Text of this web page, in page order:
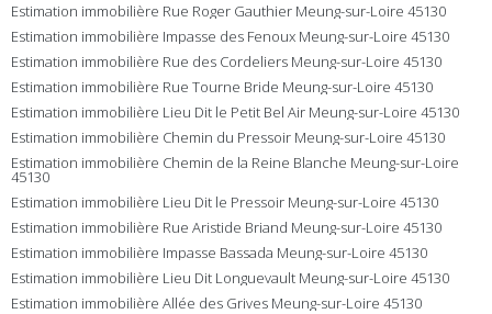
Estimation immobilière Rue Roger Gauthier Meung-sur-Loire 45130
Estimation immobilière Impasse des Fenoux Meung-sur-Loire 45130
Estimation immobilière Rue des Cordeliers Meung-sur-Loire 45130
Estimation immobilière Rue Tourne Bride Meung-sur-Loire 45130
Estimation immobilière Lieu Dit le Petit Bel Air Meung-sur-Loire 45130
Estimation immobilière Chemin du Pressoir Meung-sur-Loire 45130
Estimation immobilière Chemin de la Reine Blanche Meung-sur-Loire
45130
Estimation immobilière Lieu Dit le Pressoir Meung-sur-Loire 45130
Estimation immobilière Rue Aristide Briand Meung-sur-Loire 45130
Estimation immobilière Impasse Bassada Meung-sur-Loire 45130
Estimation immobilière Lieu Dit Longuevault Meung-sur-Loire 45130
Estimation immobilière Allée des Grives Meung-sur-Loire 45130